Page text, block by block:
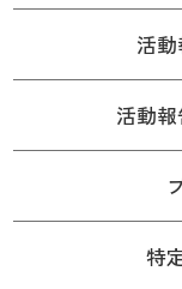
活
活動
特